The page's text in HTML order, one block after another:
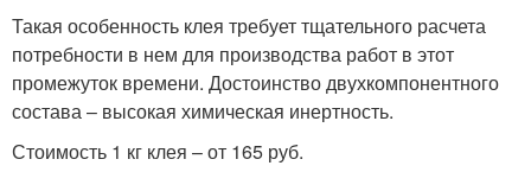
Такая особенность клея требует тщательного расчета
потребности в нем для производства работ в этот
промежуток времени. Достоинство двухкомпонентного
состава – высокая химическая инертность.
Стоимость 1 кг клея – от 165 руб.